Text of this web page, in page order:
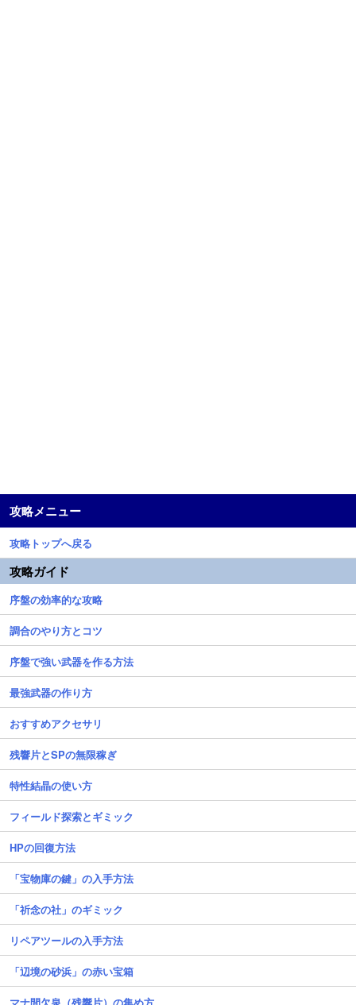
攻略メニュー
攻略トップへ戻る
攻略ガイド
序盤の効率的な攻略
調合のやり方とコツ
序盤で強い武器を作る方法
最強武器の作り方
おすすめアクセサリ
残響片とSPの無限稼ぎ
特性結晶の使い方
フィールド探索とギミック
HPの回復方法
「宝物庫の鍵」の入手方法
「祈念の社」のギミック
リペアツールの入手方法
「辺境の砂浜」の赤い宝箱